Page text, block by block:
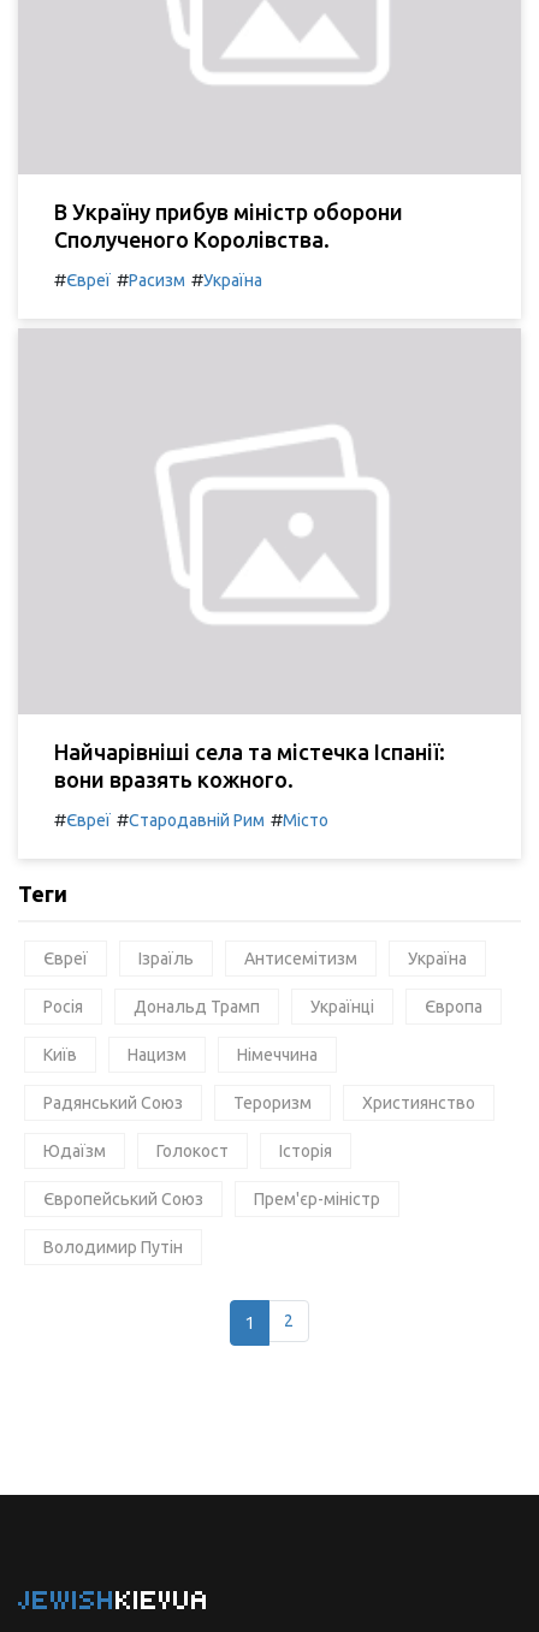
В Україну прибув міністр оборони
Сполученого Королівства.
#Євреї #Расизм #Україна
Найчарівніші села та містечка Іспанії:
вони вразять кожного.
#Євреї #Стародавній Рим #Місто
Теги
Євреї Ізраїль Антисемітизм Україна
Росія Дональд Трамп Українці Європа
Київ Нацизм Німеччина
Радянський Союз Тероризм Християнство
Юдаїзм Голокост Історія
Європейський Союз Прем'єр-міністр
Володимир Путін
1 2
JEWISHKIEVUA